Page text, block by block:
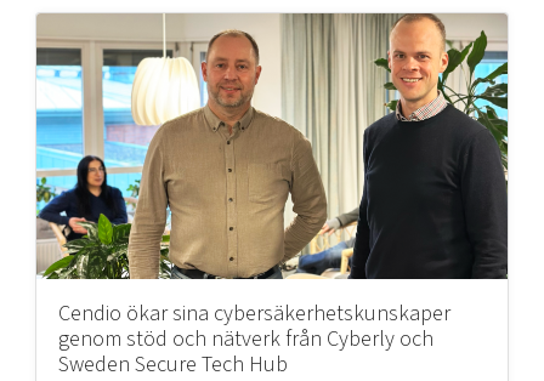
Cendio ökar sina cybersäkerhetskunskaper
genom stöd och nätverk från Cyberly och
Sweden Secure Tech Hub